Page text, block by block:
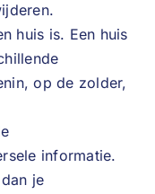
huis is. Een huis
op de zolder,
informatie.
je